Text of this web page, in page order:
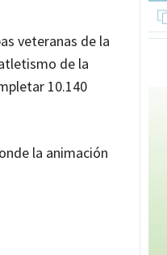
veteranas de la
de la
10.140
la animación